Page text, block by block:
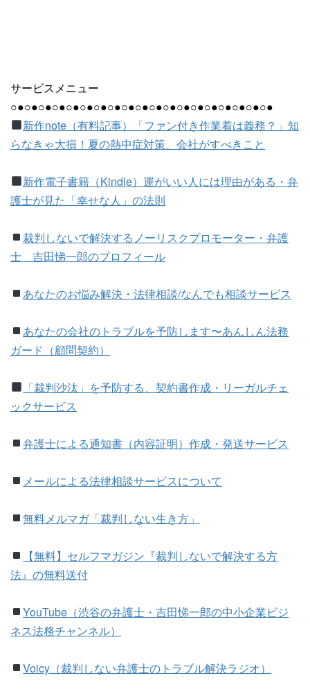
サービスメニュー
○●○●○●○●○●○●○●○●○●○●○●○●○●○●○●○●○●○●○●
新作note（有料記事）「ファン付き作業着は義務？」知
らなきゃ大損！夏の熱中症対策、会社がすべきこと
新作電子書籍（Kindle）運がいい人には理由がある・弁
護士が見た「幸せな人」の法則
裁判しないで解決するノーリスクプロモーター・弁護
士 吉田悌一郎のプロフィール
あなたのお悩み解決・法律相談/なんでも相談サービス
あなたの会社のトラブルを予防します〜あんしん法務
ガード（顧問契約）
「裁判沙汰」を予防する、契約書作成・リーガルチェ
ックサービス
弁護士による通知書（内容証明）作成・発送サービス
メールによる法律相談サービスについて
無料メルマガ「裁判しない生き方」
【無料】 セルフマガジン『裁判しないで解決する方
法』の無料送付
YouTube（渋谷の弁護士・吉田悌一郎の中小企業ビジ
ネス法務チャンネル）
Voicy（裁判しない弁護士のトラブル解決ラジオ）